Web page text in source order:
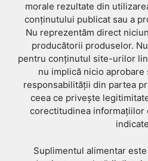
morale rezultate din
conținutului publicat sau a
Nu reprezentăm direct
producătorii produselor.
pentru conținutul site-urilor
nu implică nicio
responsabilității din partea
ceea ce privește
corectitudinea
Suplimentul alimentar